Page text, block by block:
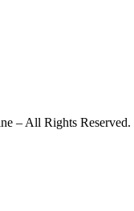
– All Rights Reserved.